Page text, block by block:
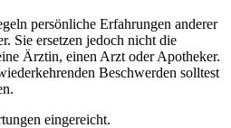
persönliche Erfahrungen anderer
Sie ersetzen jedoch nicht die
Ärztin, einen Arzt oder Apotheker.
Beschwerden solltest
eingereicht.